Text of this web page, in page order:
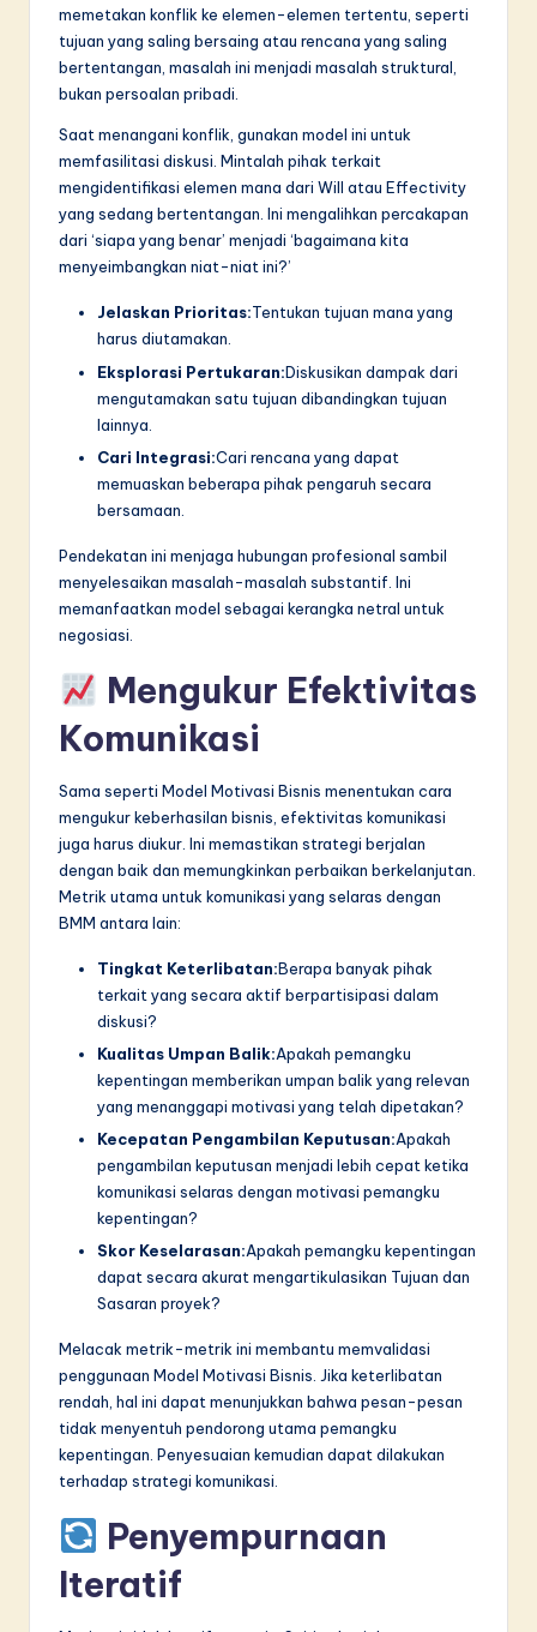
memetakan konflik ke elemen-elemen tertentu, seperti
tujuan yang saling bersaing atau rencana yang saling
bertentangan, masalah ini menjadi masalah struktural,
bukan persoalan pribadi.
Saat menangani konflik, gunakan model ini untuk
memfasilitasi diskusi. Mintalah pihak terkait
mengidentifikasi elemen mana dari Will atau Effectivity
yang sedang bertentangan. Ini mengalihkan percakapan
dari ‘siapa yang benar’ menjadi ‘bagaimana kita
menyeimbangkan niat-niat ini?’
Jelaskan Prioritas:Tentukan tujuan mana yang
harus diutamakan.
Eksplorasi Pertukaran:Diskusikan dampak dari
mengutamakan satu tujuan dibandingkan tujuan
lainnya.
Cari Integrasi:Cari rencana yang dapat
memuaskan beberapa pihak pengaruh secara
bersamaan.
Pendekatan ini menjaga hubungan profesional sambil
menyelesaikan masalah-masalah substantif. Ini
memanfaatkan model sebagai kerangka netral untuk
negosiasi.
Mengukur Efektivitas
Komunikasi
Sama seperti Model Motivasi Bisnis menentukan cara
mengukur keberhasilan bisnis, efektivitas komunikasi
juga harus diukur. Ini memastikan strategi berjalan
dengan baik dan memungkinkan perbaikan berkelanjutan.
Metrik utama untuk komunikasi yang selaras dengan
BMM antara lain:
Tingkat Keterlibatan:Berapa banyak pihak
terkait yang secara aktif berpartisipasi dalam
diskusi?
Kualitas Umpan Balik:Apakah pemangku
kepentingan memberikan umpan balik yang relevan
yang menanggapi motivasi yang telah dipetakan?
Kecepatan Pengambilan Keputusan:Apakah
pengambilan keputusan menjadi lebih cepat ketika
komunikasi selaras dengan motivasi pemangku
kepentingan?
Skor Keselarasan:Apakah pemangku kepentingan
dapat secara akurat mengartikulasikan Tujuan dan
Sasaran proyek?
Melacak metrik-metrik ini membantu memvalidasi
penggunaan Model Motivasi Bisnis. Jika keterlibatan
rendah, hal ini dapat menunjukkan bahwa pesan-pesan
tidak menyentuh pendorong utama pemangku
kepentingan. Penyesuaian kemudian dapat dilakukan
terhadap strategi komunikasi.
Penyempurnaan
Iteratif